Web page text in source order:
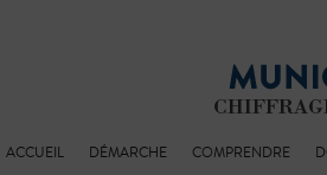
ACCUEIL DÉMARCHE COMPRENDRE